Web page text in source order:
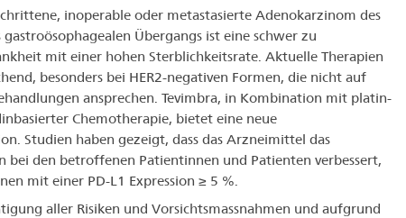
inoperable oder metastasierte Adenokarzinom des
gastroösophagealen Übergangs ist eine schwer zu
mit einer hohen Sterblichkeitsrate. Aktuelle Therapien
besonders bei HER2-negativen Formen, die nicht auf
ansprechen. Tevimbra, in Kombination mit platin-
Chemotherapie, bietet eine neue
Studien haben gezeigt, dass das Arzneimittel das
bei den betroffenen Patientinnen und Patienten verbessert,
mit einer PD-L1 Expression ≥ 5 %.
aller Risiken und Vorsichtsmassnahmen und aufgrund